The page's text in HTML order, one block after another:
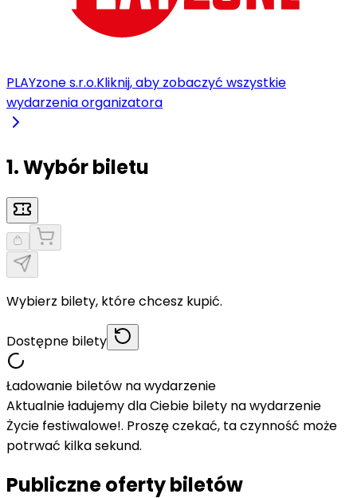
PLAYzone s.r.o.Kliknij, aby zobaczyć wszystkie
wydarzenia organizatora
1. Wybór biletu
Wybierz bilety, które chcesz kupić.
Dostępne bilety
Ładowanie biletów na wydarzenie
Aktualnie ładujemy dla Ciebie bilety na wydarzenie
Życie festiwalowe!. Proszę czekać, ta czynność może
potrwać kilka sekund.
Publiczne oferty biletów